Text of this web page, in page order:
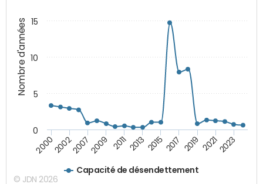
Nombre d'années
Capacité de désendettement
2000200220072009 2011 2013 2015 2017 2019 20212023
0
5
10
15
© JDN 2026